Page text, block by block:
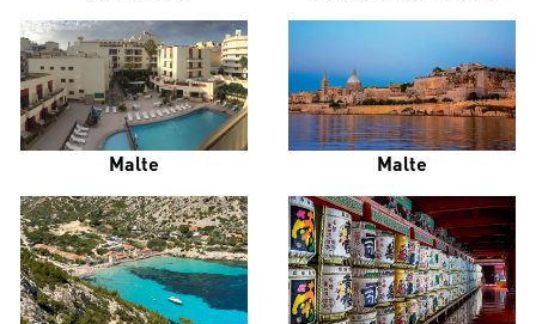
Malte Malte